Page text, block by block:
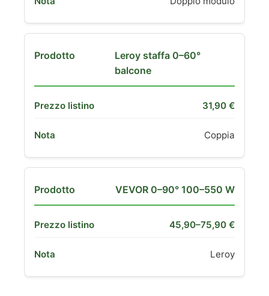
Leroy staffa 0–60°
balcone
31,90 €
Coppia
VEVOR 0–90° 100–550 W
45,90–75,90 €
Leroy